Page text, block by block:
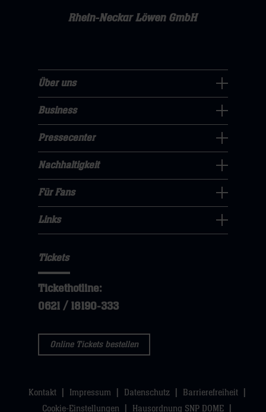
Rhein-Neckar Löwen GmbH
uns
Navigation
öffnen,
dann
klicken
sie
Über uns
Navigation
öffnen,
dann
klicken
sie
hier
Business
Navigation
öffnen,
dann
klicken
sie
Pressecenter
Nachhaltigkeit
Navigation
öffnen,
dann
klicken
sie
Nachhaltigkeit
Fans
Navigation
dann
hier
Für Fans
öffnen,
dann
klicken
sie
Links
Tickets
Tickethotline:
0621 / 18190-333
Online Tickets bestellen
Kontakt Impressum Datenschutz
Barrierefreiheit
Cookie-Einstellungen
Hausordnung SNP DOME